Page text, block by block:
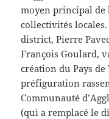
moyen principal de
collectivités
district, Pierre
François Goulard,
création du Pays
préfiguration
Communauté
(qui a remplacé le